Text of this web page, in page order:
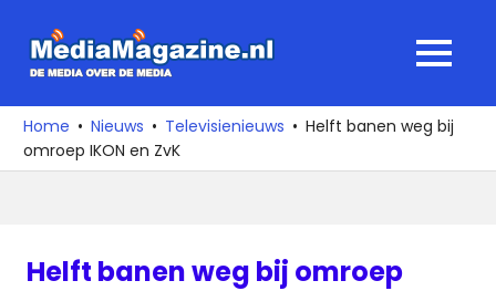
naar
media
over
de
MENU
Home Nieuws Televisienieuws
Helft banen weg bij
omroep IKON en ZvK
Helft banen weg bij omroep